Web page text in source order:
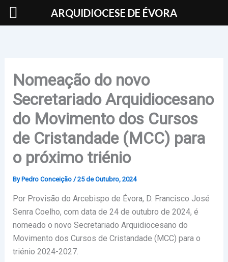
Skip
Nomeação do novo
Secretariado Arquidiocesano
do Movimento dos Cursos
de Cristandade (MCC) para
o próximo triénio
By Pedro Conceição /25 de Outubro, 2024
Por Provisão do Arcebispo de Évora, D. Francisco José
Senra Coelho, com data de 24 de outubro de 2024, é
nomeado o novo Secretariado Arquidiocesano do
Movimento dos Cursos de Cristandade (MCC) para o
triénio 2024-2027.
ARQUIDIOCESE DE ÉVORA